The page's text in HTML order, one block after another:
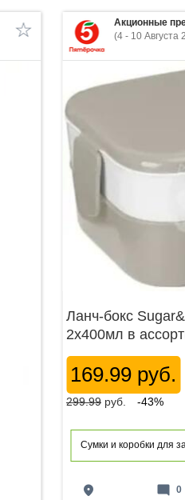
Акционные
(4 - 10 Августа
Ланч-бокс
2х400мл в
169.99 руб.
299.99 руб. -43%
Сумки и коробки для
place mode_comment 0